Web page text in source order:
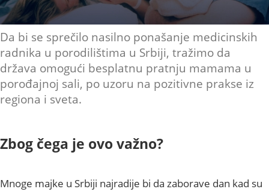
Da bi se sprečilo nasilno ponašanje medicinskih
radnika u porodilištima u Srbiji, tražimo da
država omogući besplatnu pratnju mamama u
porođajnoj sali, po uzoru na pozitivne prakse iz
regiona i sveta.
Zbog čega je ovo važno?
Mnoge majke u Srbiji najradije bi da zaborave dan kad su